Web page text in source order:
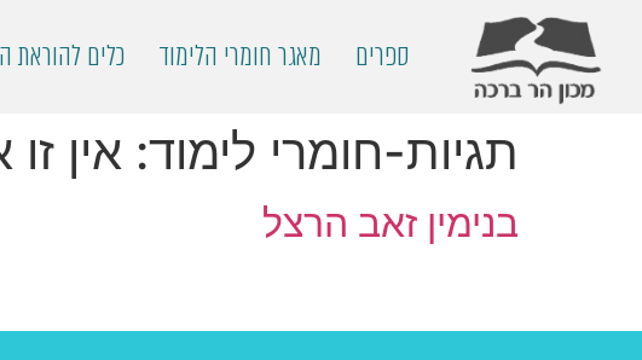
ספרים מאגר חומרי הלימוד כלים להוראת
תגיות-חומרי לימוד: אין
בנימין זאב הרצל